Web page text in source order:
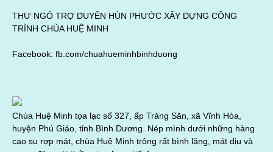
THƯ NGỎ TRỢ DUYÊN HÙN PHƯỚC XÂY DỰNG CÔNG
TRÌNH CHÙA HUỆ MINH
Facebook: fb.com/chuahueminhbinhduong
Chùa Huệ Minh tọa lạc số 327, ấp Trảng Săn, xã Vĩnh Hòa,
huyện Phú Giáo, tỉnh Bình Dương. Nép mình dưới những hàng
cao su rợp mát, chùa Huệ Minh trông rất bình lặng, mát dịu và